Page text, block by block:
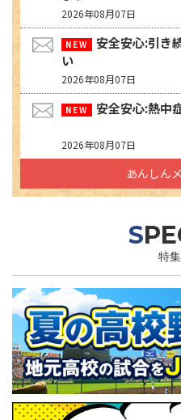
2026年08月07日
安全安心:引き
い
2026年08月07日
安全安心:熱中
2026年08月07日
あんしん
特